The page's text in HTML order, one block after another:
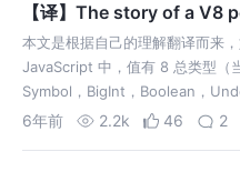
【译】The story of a V8
本文是根据自己的理解翻译而来
JavaScript 中，值有 8 总类型（
Symbol，BigInt，Boolean，
显的例外，这些类型都可以用
6年前 2.2k 46 2